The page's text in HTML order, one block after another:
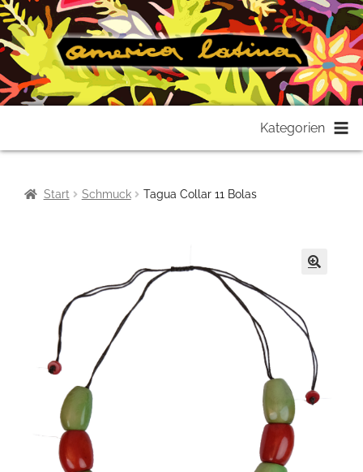
springen
springen
Kategorien
Start Schmuck Tagua Collar 11 Bolas